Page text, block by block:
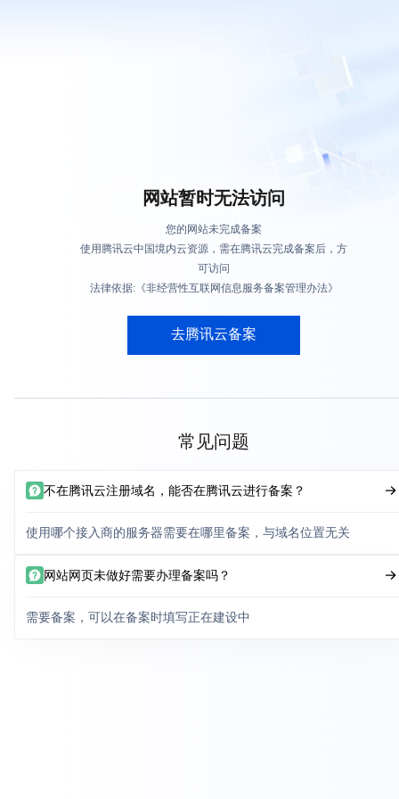
网站暂时无法访问
您的网站未完成备案
使用腾讯云中国境内云资源，需在腾讯云完成备案后，方
可访问
法律依据:《非经营性互联网信息服务备案管理办法》
去腾讯云备案
常见问题
不在腾讯云注册域名，能否在腾讯云进行备案？
使用哪个接入商的服务器需要在哪里备案，与域名位置无关
网站网页未做好需要办理备案吗？
需要备案，可以在备案时填写正在建设中